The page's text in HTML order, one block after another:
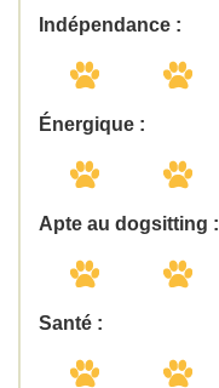
Indépendance :
Énergique :
Apte au dogsitting :
Santé :